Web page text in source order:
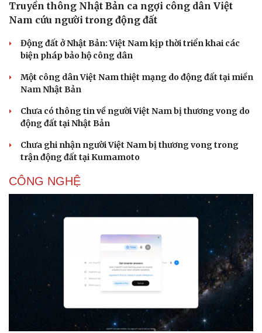
Doanh nghiệp
Doanh nghiệp 24h
Doanh nhân
Vì cộng đồng
Tin Công nghệ
Chuyển đổi số
Truyền thông Nhật Bản ca ngợi công dân Việt
Nam cứu người trong động đất
Động đất ở Nhật Bản: Việt Nam kịp thời triển khai các
biện pháp bảo hộ công dân
Một công dân Việt Nam thiệt mạng do động đất tại miền
Nam Nhật Bản
Chưa có thông tin về người Việt Nam bị thương vong do
động đất tại Nhật Bản
Chưa ghi nhận người Việt Nam bị thương vong trong
trận động đất tại Kumamoto
CÔNG NGHỆ